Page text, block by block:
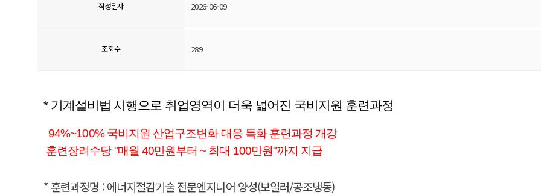
작성일자 2026-06-09
조회수 289
* 기계설비법 시행으로 취업영역이 더욱 넓어진 국비지원 훈련과정
94%~100% 국비지원 산업구조변화 대응 특화훈련과정 개강
훈련장려수당 "매월 40만원부터 ~ 최대 100만원"까지 지급
* 훈련과정명 :에너지절감기술 전문엔지니어 양성(보일러/공조냉동)